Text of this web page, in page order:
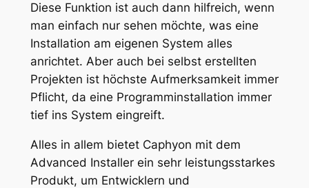
Diese Funktion ist auch dann hilfreich, wenn
man einfach nur sehen möchte, was eine
Installation am eigenen System alles
anrichtet. Aber auch bei selbst erstellten
Projekten ist höchste Aufmerksamkeit immer
Pflicht, da eine Programminstallation immer
tief ins System eingreift.
Alles in allem bietet Caphyon mit dem
Advanced Installer ein sehr leistungsstarkes
Produkt, um Entwicklern und